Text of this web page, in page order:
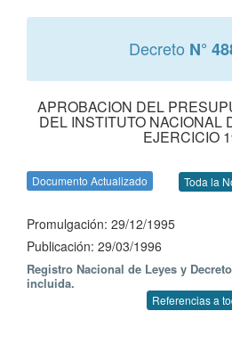
Decreto N°
APROBACION DEL
DEL INSTITUTO NACIONAL
EJERCICIO
Documento Actualizado Toda la
Promulgación: 29/12/1995
Publicación: 29/03/1996
Registro Nacional de Leyes y
incluida.
Referencias a